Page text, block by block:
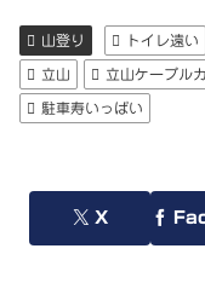
山登り トイレ遠い
立山 立山ケーブル
駐車寿いっぱい
X